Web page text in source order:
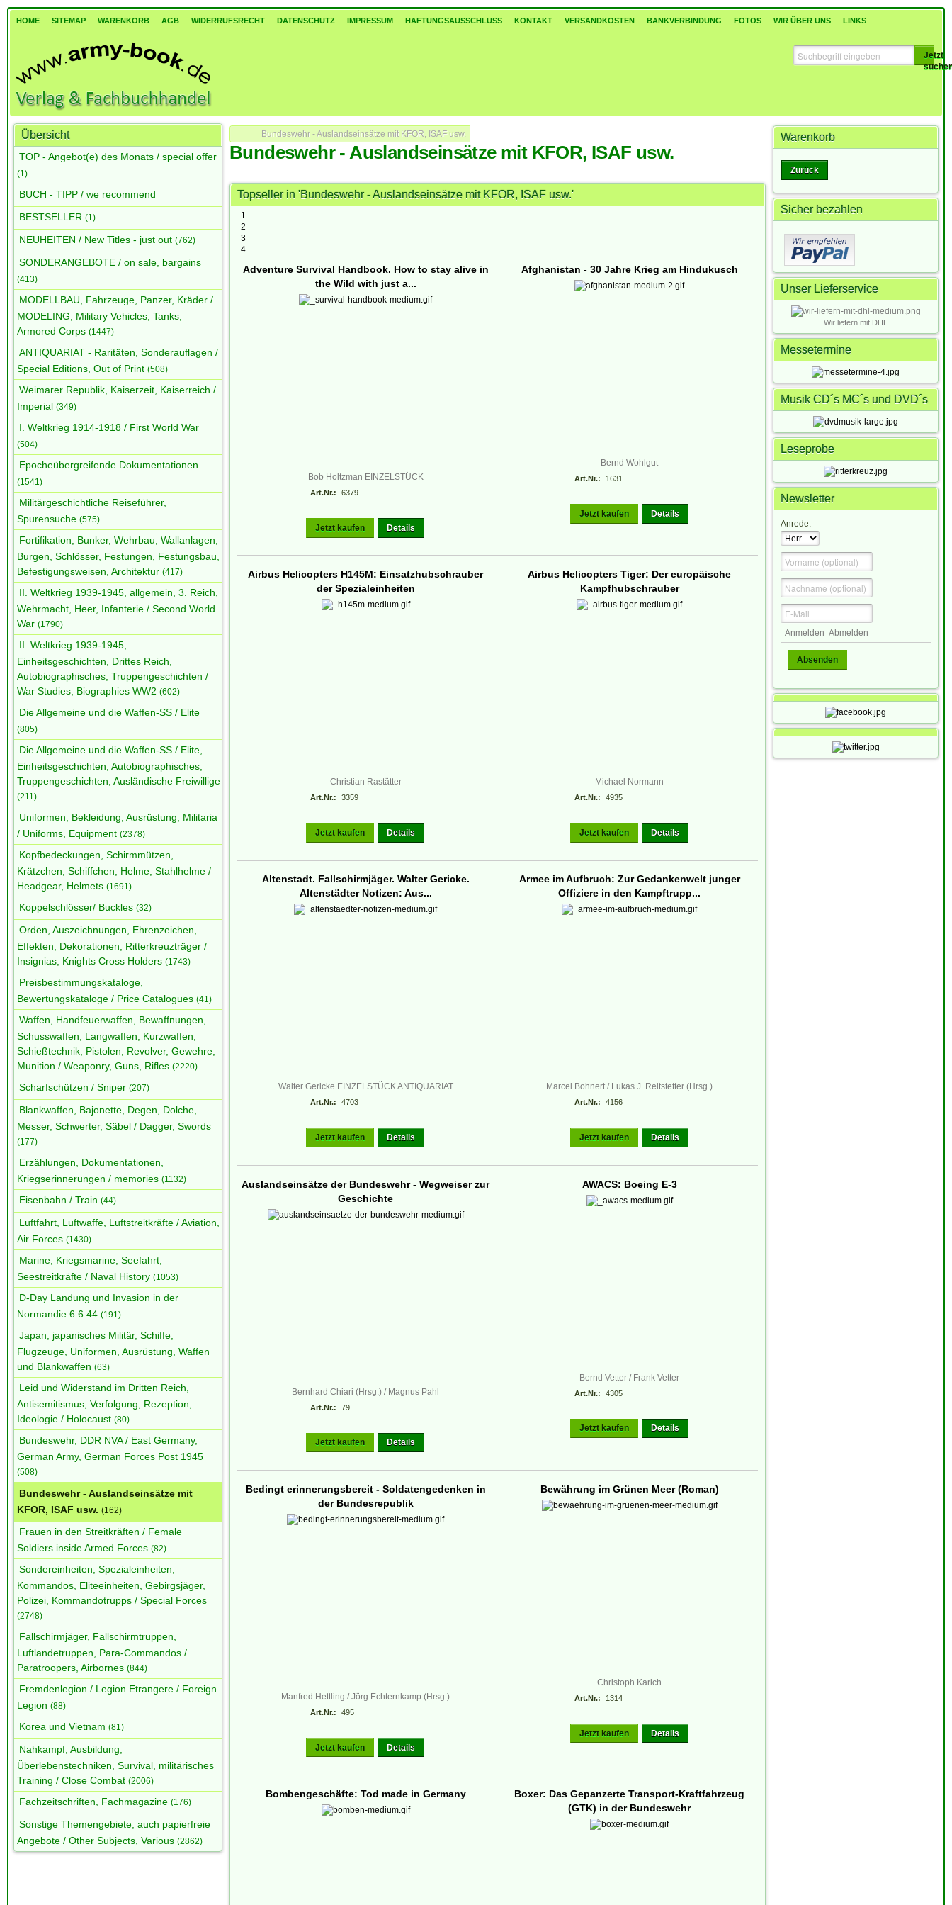
HOME SITEMAP WARENKORB AGB WIDERRUFSRECHT DATENSCHUTZ IMPRESSUM HAFTUNGSAUSSCHLUSS KONTAKT VERSANDKOSTEN BANKVERBINDUNG FOTOS WIR ÜBER UNS LINKS
Jetzt
Übersicht
TOP - Angebot(e) des Monats / special offer
(1)
BUCH - TIPP / we recommend
BESTSELLER (1)
NEUHEITEN / New Titles - just out (762)
SONDERANGEBOTE / on sale, bargains
(413)
MODELLBAU, Fahrzeuge, Panzer, Kräder /
MODELING, Military Vehicles, Tanks,
Armored Corps (1447)
ANTIQUARIAT - Raritäten, Sonderauflagen /
Special Editions, Out of Print (508)
Weimarer Republik, Kaiserzeit, Kaiserreich /
Imperial (349)
I. Weltkrieg 1914-1918 / First World War
(504)
Epocheübergreifende Dokumentationen
(1541)
Militärgeschichtliche Reiseführer,
Spurensuche (575)
Fortifikation, Bunker, Wehrbau, Wallanlagen,
Burgen, Schlösser, Festungen, Festungsbau,
Befestigungsweisen, Architektur (417)
II. Weltkrieg 1939-1945, allgemein, 3. Reich,
Wehrmacht, Heer, Infanterie / Second World
War (1790)
II. Weltkrieg 1939-1945,
Einheitsgeschichten, Drittes Reich,
Autobiographisches, Truppengeschichten /
War Studies, Biographies WW2 (602)
Die Allgemeine und die Waffen-SS / Elite
(805)
Die Allgemeine und die Waffen-SS / Elite,
Einheitsgeschichten, Autobiographisches,
Truppengeschichten, Ausländische Freiwillige
(211)
Uniformen, Bekleidung, Ausrüstung, Militaria
/ Uniforms, Equipment (2378)
Kopfbedeckungen, Schirmmützen,
Krätzchen, Schiffchen, Helme, Stahlhelme /
Headgear, Helmets (1691)
Koppelschlösser/ Buckles (32)
Orden, Auszeichnungen, Ehrenzeichen,
Effekten, Dekorationen, Ritterkreuzträger /
Insignias, Knights Cross Holders (1743)
Preisbestimmungskataloge,
Bewertungskataloge / Price Catalogues (41)
Waffen, Handfeuerwaffen, Bewaffnungen,
Schusswaffen, Langwaffen, Kurzwaffen,
Schießtechnik, Pistolen, Revolver, Gewehre,
Munition / Weaponry, Guns, Rifles (2220)
Scharfschützen / Sniper (207)
Blankwaffen, Bajonette, Degen, Dolche,
Messer, Schwerter, Säbel / Dagger, Swords
(177)
Erzählungen, Dokumentationen,
Kriegserinnerungen / memories (1132)
Eisenbahn / Train (44)
Luftfahrt, Luftwaffe, Luftstreitkräfte / Aviation,
Air Forces (1430)
Marine, Kriegsmarine, Seefahrt,
Seestreitkräfte / Naval History (1053)
D-Day Landung und Invasion in der
Normandie 6.6.44 (191)
Japan, japanisches Militär, Schiffe,
Flugzeuge, Uniformen, Ausrüstung, Waffen
und Blankwaffen (63)
Leid und Widerstand im Dritten Reich,
Antisemitismus, Verfolgung, Rezeption,
Ideologie / Holocaust (80)
Bundeswehr, DDR NVA / East Germany,
German Army, German Forces Post 1945
(508)
Bundeswehr - Auslandseinsätze mit
KFOR, ISAF usw. (162)
Frauen in den Streitkräften / Female
Soldiers inside Armed Forces (82)
Sondereinheiten, Spezialeinheiten,
Kommandos, Eliteeinheiten, Gebirgsjäger,
Polizei, Kommandotrupps / Special Forces
(2748)
Fallschirmjäger, Fallschirmtruppen,
Luftlandetruppen, Para-Commandos /
Paratroopers, Airbornes (844)
Fremdenlegion / Legion Etrangere / Foreign
Legion (88)
Korea und Vietnam (81)
Nahkampf, Ausbildung,
Überlebenstechniken, Survival, militärisches
Training / Close Combat (2006)
Fachzeitschriften, Fachmagazine (176)
Sonstige Themengebiete, auch papierfreie
Angebote / Other Subjects, Various (2862)
Warenkorb
Zurück
Sicher bezahlen
Unser Lieferservice
Wir liefern mit DHL
Messetermine
Musik CD´s MC´s und DVD´s
Leseprobe
Newsletter
Anrede:
Anmelden Abmelden
Absenden
Bundeswehr - Auslandseinsätze mit KFOR, ISAF usw.
Bundeswehr - Auslandseinsätze mit KFOR, ISAF usw.
Topseller in 'Bundeswehr - Auslandseinsätze mit KFOR, ISAF usw.'
1
2
3
4
Adventure Survival Handbook. How to stay alive in
the Wild with just a...
Bob Holtzman EINZELSTÜCK
Art.Nr.: 6379
Jetzt kaufen Details
Afghanistan - 30 Jahre Krieg am Hindukusch
Bernd Wohlgut
Art.Nr.: 1631
Jetzt kaufen Details
Airbus Helicopters H145M: Einsatzhubschrauber
der Spezialeinheiten
Christian Rastätter
Art.Nr.: 3359
Jetzt kaufen Details
Airbus Helicopters Tiger: Der europäische
Kampfhubschrauber
Michael Normann
Art.Nr.: 4935
Jetzt kaufen Details
Altenstadt. Fallschirmjäger. Walter Gericke.
Altenstädter Notizen: Aus...
Walter Gericke EINZELSTÜCK ANTIQUARIAT
Art.Nr.: 4703
Jetzt kaufen Details
Armee im Aufbruch: Zur Gedankenwelt junger
Offiziere in den Kampftrupp...
Marcel Bohnert / Lukas J. Reitstetter (Hrsg.)
Art.Nr.: 4156
Jetzt kaufen Details
Auslandseinsätze der Bundeswehr - Wegweiser zur
Geschichte
Bernhard Chiari (Hrsg.) / Magnus Pahl
Art.Nr.: 79
Jetzt kaufen Details
AWACS: Boeing E-3
Bernd Vetter / Frank Vetter
Art.Nr.: 4305
Jetzt kaufen Details
Bedingt erinnerungsbereit - Soldatengedenken in
der Bundesrepublik
Manfred Hettling / Jörg Echternkamp (Hrsg.)
Art.Nr.: 495
Jetzt kaufen Details
Bewährung im Grünen Meer (Roman)
Christoph Karich
Art.Nr.: 1314
Jetzt kaufen Details
Bombengeschäfte: Tod made in Germany
Boxer: Das Gepanzerte Transport-Kraftfahrzeug
(GTK) in der Bundeswehr